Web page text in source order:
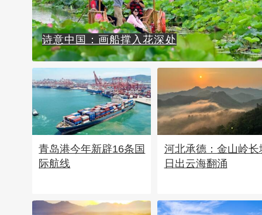
诗意中国：画船撑入花深处
青岛港今年新辟16条国
际航线
河北承德：金山岭长
日出云海翻涌